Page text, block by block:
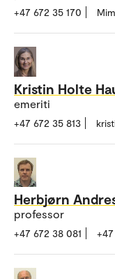
+47 672 35 170
Kristin Holte
emeriti
+47 672 35 813
Herbjørn
professor
+47 672 38 081